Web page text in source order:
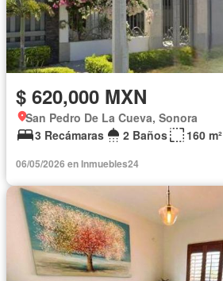
$ 620,000 MXN
San Pedro De La Cueva, Sonora
3 Recámaras
2 Baños 160 m²
06/05/2026 en Inmuebles24